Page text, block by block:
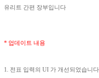
유리트 간편 장부입니다
* 업데이트 내용
1. 전표 입력의 UI 가 개선되었습니